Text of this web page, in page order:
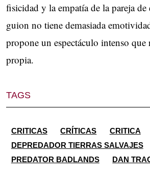
fisicidad y la empatía de la pareja de
guion no tiene demasiada
propone un espectáculo intenso que
propia.
TAGS
CRITICAS CRÍTICAS CRITICA
DEPREDADOR TIERRAS SALVAJES
PREDATOR BADLANDS
DAN